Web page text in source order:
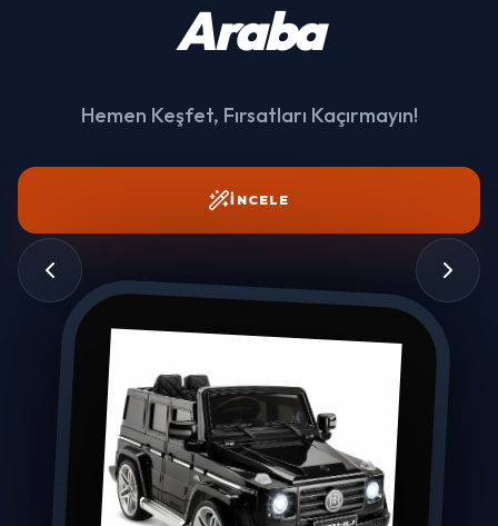
Araba
Hemen Keşfet, Fırsatları Kaçırmayın!
İNCELE